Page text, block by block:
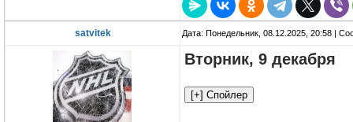
satvitek Дата: Понедельник, 08.12.2025, 20:58 |
Вторник, 9 декабря